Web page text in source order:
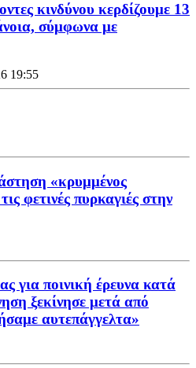
κινδύνου κερδίζουμε 13
σύμφωνα με
19:55
«κρυμμένος
φετινές πυρκαγιές στην
για ποινική έρευνα κατά
ξεκίνησε μετά από
αυτεπάγγελτα»